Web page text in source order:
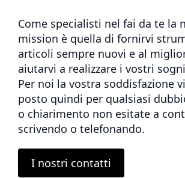
Come specialisti nel fai da te la
mission è quella di fornirvi
articoli sempre nuovi e al
aiutarvi a realizzare i vostri
Per noi la vostra soddisfazione
posto quindi per qualsiasi
o chiarimento non esitate a
scrivendo o telefonando.
I nostri contatti